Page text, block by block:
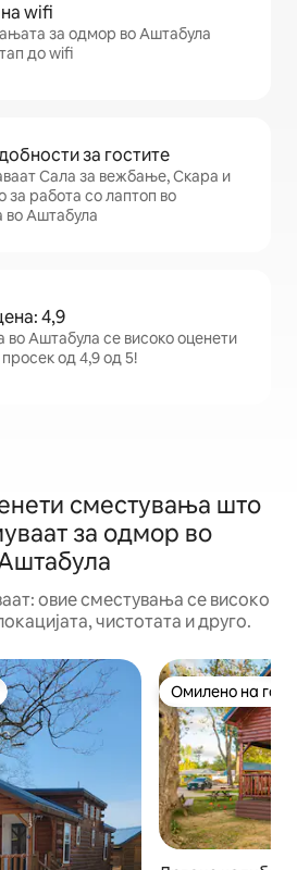
wifi
за одмор во Аштабула
до wifi
за гостите
Сала за вежбање, Скара и
за работа со лаптоп во
во Аштабула
4,9
Аштабула се високо оценети
од 4,9 од 5!
сместувања што
за одмор во
овие сместувања се високо
чистотата и друго.
Омилено на
Омилено на